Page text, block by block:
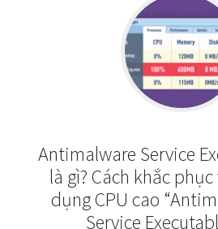
Antimalware Service
là gì? Cách khắc
dụng CPU cao
Service